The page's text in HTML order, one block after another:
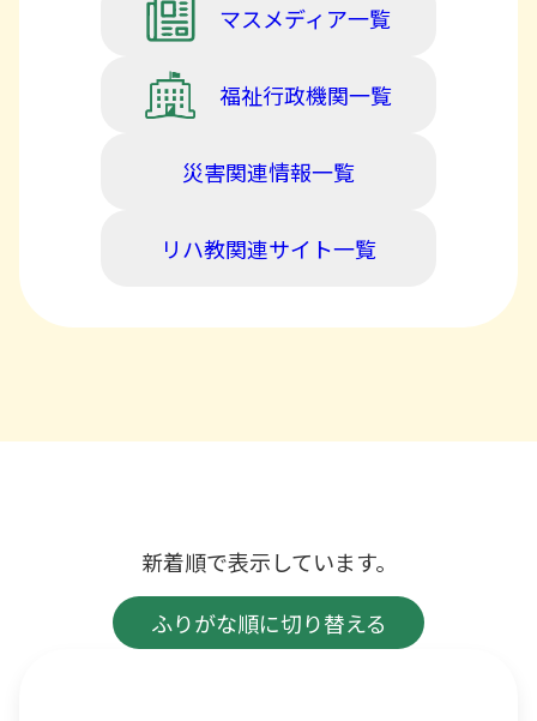
マスメディア一覧
福祉行政機関一覧
災害関連情報一覧
リハ教関連サイト一覧
新着順で表示しています。
ふりがな順に切り替える